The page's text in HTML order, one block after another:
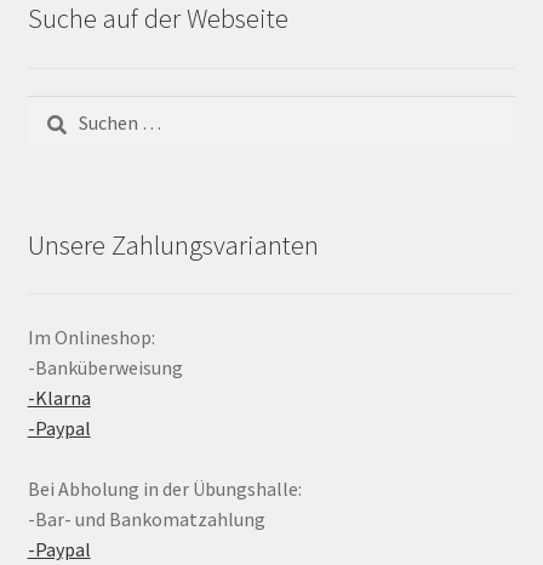
Suche auf der Webseite
Suchen
nach:
Unsere Zahlungsvarianten
Im Onlineshop:
-Banküberweisung
-Klarna
-Paypal
Bei Abholung in der Übungshalle:
-Bar- und Bankomatzahlung
-Paypal